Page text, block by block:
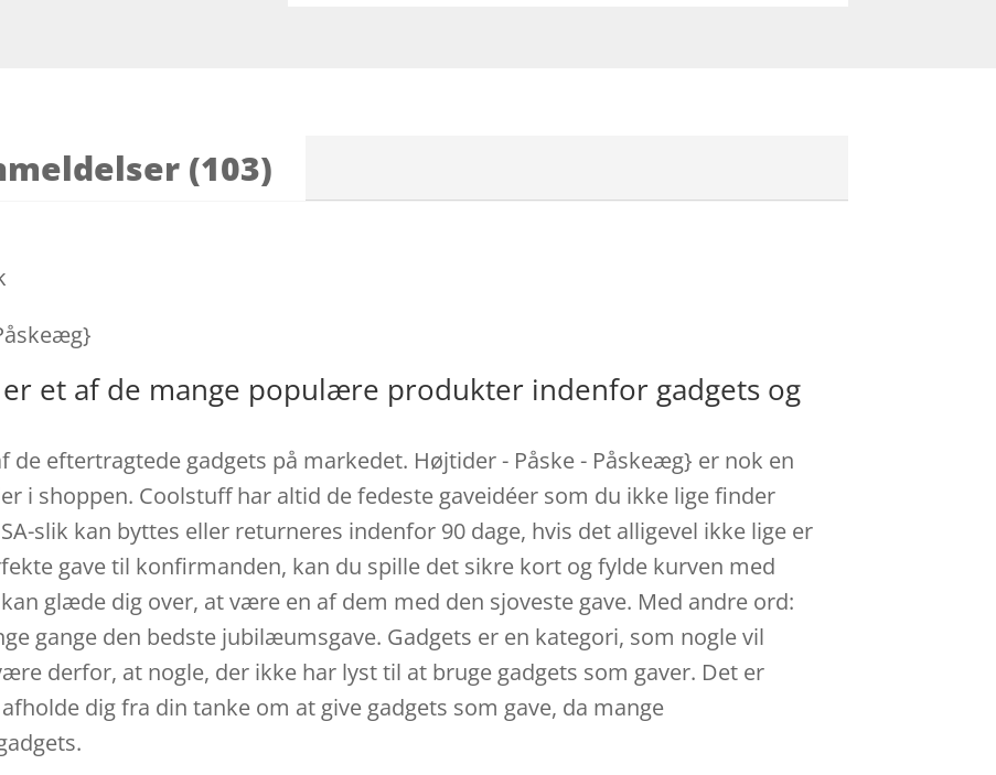
(103)
er et af de mange populære produkter indenfor gadgets og
de eftertragtede gadgets på markedet. Højtider - Påske - Påskeæg} er nok en
i shoppen. Coolstuff har altid de fedeste gaveidéer som du ikke lige finder
slik kan byttes eller returneres indenfor 90 dage, hvis det alligevel ikke lige er
gave til konfirmanden, kan du spille det sikre kort og fylde kurven med
glæde dig over, at være en af dem med den sjoveste gave. Med andre ord:
gange den bedste jubilæumsgave. Gadgets er en kategori, som nogle vil
derfor, at nogle, der ikke har lyst til at bruge gadgets som gaver. Det er
dig fra din tanke om at give gadgets som gave, da mange